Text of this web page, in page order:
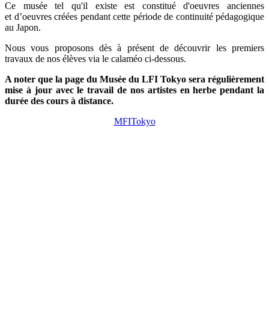
Ce musée tel qu'il existe est constitué d'oeuvres anciennes
et d’oeuvrescréées pendant cette période de continuité pédagogique
au Japon.
Nous vous proposons dès à présent de découvrir les premiers
travaux de nos élèves via le calaméo ci-dessous.
A noter que la page du Musée du LFI Tokyo sera régulièrement
mise à jour avec le travail de nos artistes en herbe pendant la
durée des cours à distance.
MFITokyo